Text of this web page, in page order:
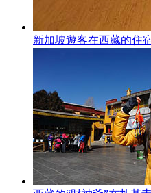
新加坡遊客在西藏的住